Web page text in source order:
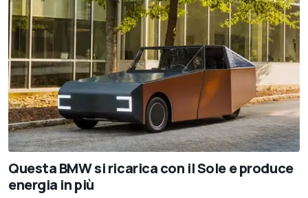
Questa BMW si ricarica con il Sole e produce
energia in più